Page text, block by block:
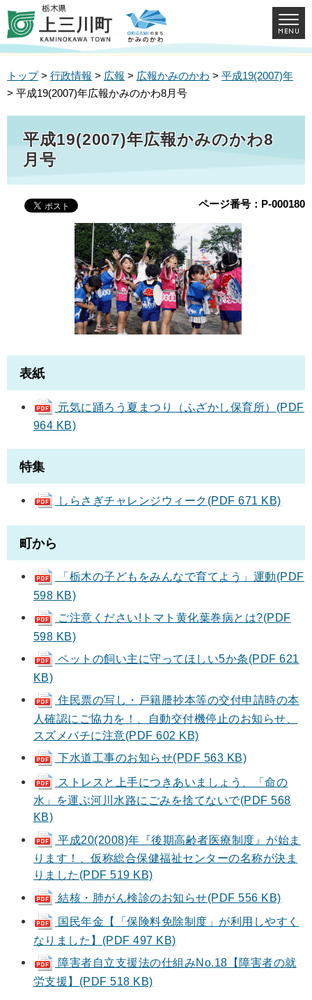
トップ> 行政情報 > 広報 > 広報かみのかわ > 平成19(2007)年
> 平成19(2007)年広報かみのかわ8月号
平成19(2007)年広報かみのかわ8
月号
ページ番号：P-000180
表紙
元気に踊ろう夏まつり（ふざかし保育所）(PDF
964 KB)
特集
しらさぎチャレンジウィーク(PDF 671 KB)
町から
「栃木の子どもをみんなで育てよう」運動(PDF
598 KB)
ご注意ください!トマト黄化葉巻病とは?(PDF
598 KB)
ペットの飼い主に守ってほしい5か条(PDF 621
KB)
住民票の写し・戸籍謄抄本等の交付申請時の本
人確認にご協力を！、自動交付機停止のお知らせ、
スズメバチに注意(PDF 602 KB)
下水道工事のお知らせ(PDF 563 KB)
ストレスと上手につきあいましょう、「命の
水」を運ぶ河川水路にごみを捨てないで(PDF 568
KB)
平成20(2008)年『後期高齢者医療制度』が始ま
ります！、仮称総合保健福祉センターの名称が決ま
りました(PDF 519 KB)
結核・肺がん検診のお知らせ(PDF 556 KB)
国民年金【「保険料免除制度」が利用しやすく
なりました】(PDF 497 KB)
障害者自立支援法の仕組みNo.18【障害者の就
労支援】(PDF 518 KB)